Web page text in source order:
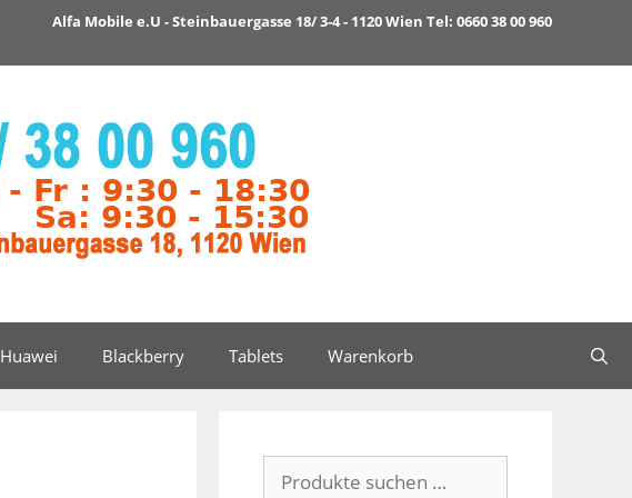
Alfa Mobile e.U - Steinbauergasse 18/ 3-4 - 1120 Wien Tel: 0660 38 00 960
Huawei Blackberry Tablets Warenkorb